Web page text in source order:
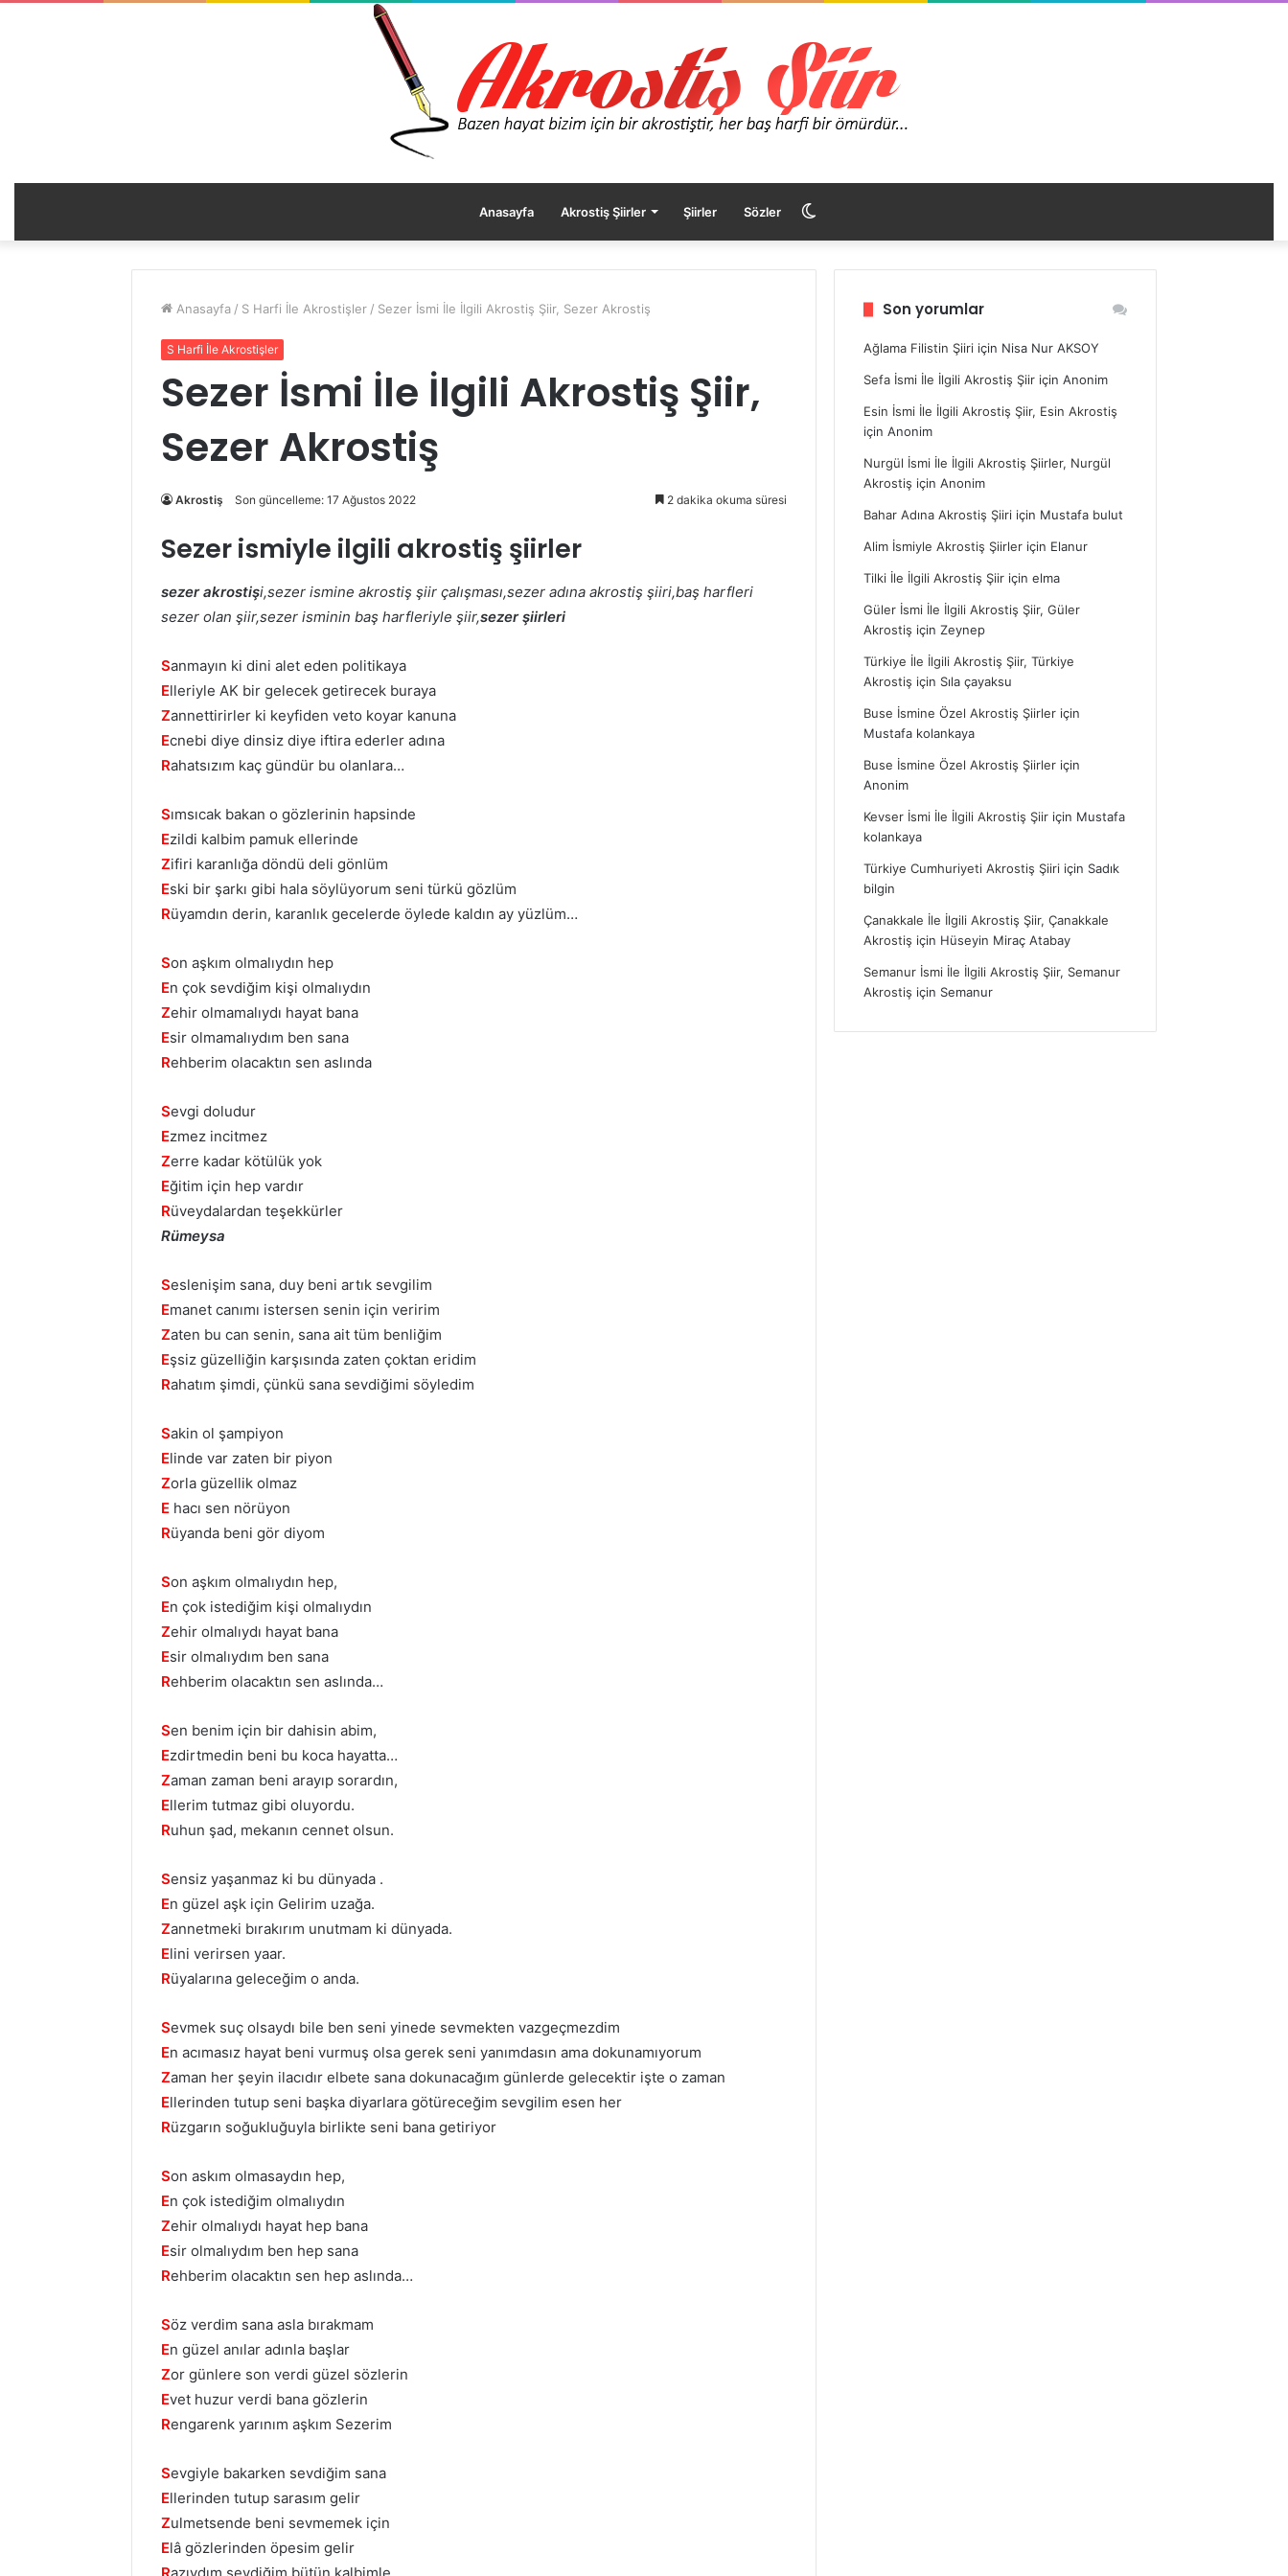
Anasayfa Akrostiş Şiirler Şiirler Sözler
görünümü
Anasayfa / S Harfi İle Akrostişler / Sezer İsmi İle İlgili Akrostiş Şiir, Sezer Akrostiş
S Harfi İle Akrostişler
Sezer İsmi İle İlgili Akrostiş Şiir,
Sezer Akrostiş
Akrostiş Son güncelleme: 17 Ağustos 2022 2 dakika okuma süresi
Sezer ismiyle ilgili akrostiş şiirler
sezer akrostişi,sezer ismine akrostiş şiir çalışması,sezer adına akrostiş şiiri,baş harfleri
sezer olan şiir,sezer isminin baş harfleriyle şiir,sezer şiirleri
Sanmayın ki dini alet eden politikaya
Elleriyle AK bir gelecek getirecek buraya
Zannettirirler ki keyfiden veto koyar kanuna
Ecnebi diye dinsiz diye iftira ederler adına
Rahatsızım kaç gündür bu olanlara…
Sımsıcak bakan o gözlerinin hapsinde
Ezildi kalbim pamuk ellerinde
Zifiri karanlığa döndü deli gönlüm
Eski bir şarkı gibi hala söylüyorum seni türkü gözlüm
Rüyamdın derin, karanlık gecelerde öylede kaldın ay yüzlüm…
Son aşkım olmalıydın hep
En çok sevdiğim kişi olmalıydın
Zehir olmamalıydı hayat bana
Esir olmamalıydım ben sana
Rehberim olacaktın sen aslında
Sevgi doludur
Ezmez incitmez
Zerre kadar kötülük yok
Eğitim için hep vardır
Rüveydalardan teşekkürler
Rümeysa
Seslenişim sana, duy beni artık sevgilim
Emanet canımı istersen senin için veririm
Zaten bu can senin, sana ait tüm benliğim
Eşsiz güzelliğin karşısında zaten çoktan eridim
Rahatım şimdi, çünkü sana sevdiğimi söyledim
Sakin ol şampiyon
Elinde var zaten bir piyon
Zorla güzellik olmaz
E hacı sen nörüyon
Rüyanda beni gör diyom
Son aşkım olmalıydın hep,
En çok istediğim kişi olmalıydın
Zehir olmalıydı hayat bana
Esir olmalıydım ben sana
Rehberim olacaktın sen aslında…
Sen benim için bir dahisin abim,
Ezdirtmedin beni bu koca hayatta…
Zaman zaman beni arayıp sorardın,
Ellerim tutmaz gibi oluyordu.
Ruhun şad, mekanın cennet olsun.
Sensiz yaşanmaz ki bu dünyada .
En güzel aşk için Gelirim uzağa.
Zannetmeki bırakırım unutmam ki dünyada.
Elini verirsen yaar.
Rüyalarına geleceğim o anda.
Sevmek suç olsaydı bile ben seni yinede sevmekten vazgeçmezdim
En acımasız hayat beni vurmuş olsa gerek seni yanımdasın ama dokunamıyorum
Zaman her şeyin ilacıdır elbete sana dokunacağım günlerde gelecektir işte o zaman
Ellerinden tutup seni başka diyarlara götüreceğim sevgilim esen her
Rüzgarın soğukluğuyla birlikte seni bana getiriyor
Son askım olmasaydın hep,
En çok istediğim olmalıydın
Zehir olmalıydı hayat hep bana
Esir olmalıydım ben hep sana
Rehberim olacaktın sen hep aslında…
Söz verdim sana asla bırakmam
En güzel anılar adınla başlar
Zor günlere son verdi güzel sözlerin
Evet huzur verdi bana gözlerin
Rengarenk yarınım aşkım Sezerim
Sevgiyle bakarken sevdiğim sana
Ellerinden tutup sarasım gelir
Zulmetsende beni sevmemek için
Elâ gözlerinden öpesim gelir
Razıydım sevdiğim bütün kalbimle
Son yorumlar
Ağlama Filistin Şiiri için Nisa Nur AKSOY
Sefa İsmi İle İlgili Akrostiş Şiir içinAnonim
Esin İsmi İle İlgili Akrostiş Şiir, Esin Akrostiş
içinAnonim
Nurgül İsmi İle İlgili Akrostiş Şiirler, Nurgül
Akrostiş içinAnonim
Bahar Adına Akrostiş Şiiri için Mustafa bulut
Alim İsmiyle Akrostiş Şiirler için Elanur
Tilki İle İlgili Akrostiş Şiir içinelma
Güler İsmi İle İlgili Akrostiş Şiir, Güler
Akrostiş içinZeynep
Türkiye İle İlgili Akrostiş Şiir, Türkiye
Akrostiş için Sıla çayaksu
Buse İsmine Özel Akrostiş Şiirler için
Mustafa kolankaya
Buse İsmine Özel Akrostiş Şiirler için
Anonim
Kevser İsmi İle İlgili Akrostiş Şiir için Mustafa
kolankaya
Türkiye Cumhuriyeti Akrostiş Şiiri için Sadık
bilgin
Çanakkale İle İlgili Akrostiş Şiir, Çanakkale
Akrostiş için Hüseyin Miraç Atabay
Semanur İsmi İle İlgili Akrostiş Şiir, Semanur
Akrostiş için Semanur